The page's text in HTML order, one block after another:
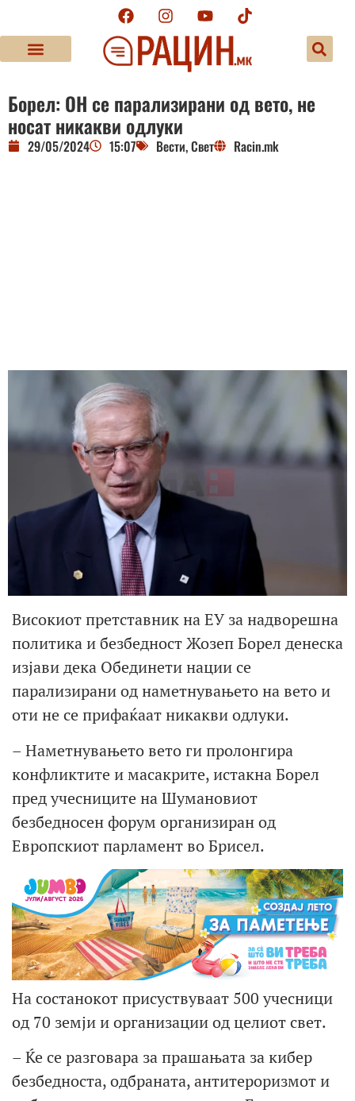
Борел: ОН се парализирани од вето, не
носат никакви одлуки
29/05/2024 15:07 Вести,Свет Racin.mk
Високиот претставник на ЕУ за надворешна
политика и безбедност Жозеп Борел денеска
изјави дека Обединети нации се
парализирани од наметнувањето на вето и
оти не се прифаќаат никакви одлуки.
– Наметнувањето вето ги пролонгира
конфликтите и масакрите, истакна Борел
пред учесниците на Шумановиот
безбедносен форум организиран од
Европскиот парламент во Брисел.
На состанокот присуствуваат 500 учесници
од 70 земји и организации од целиот свет.
– Ќе се разговара за прашањата за кибер
безбедноста, одбраната, антитероризмот и